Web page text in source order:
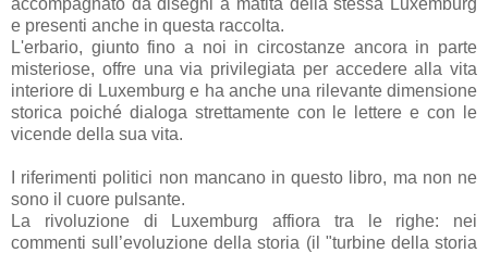
e presenti anche in questa raccolta.
L'erbario, giunto fino a noi in circostanze ancora in parte
misteriose, offre una via privilegiata per accedere alla vita
interiore di Luxemburg e ha anche una rilevante dimensione
storica poiché dialoga strettamente con le lettere e con le
vicende della sua vita.
I riferimenti politici non mancano in questo libro, ma non ne
sono il cuore pulsante.
La rivoluzione di Luxemburg affiora tra le righe: nei
commenti sull’evoluzione della storia (il "turbine della storia